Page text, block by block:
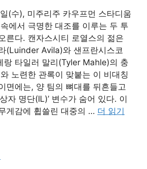
(수), 미주리주 카우프먼 스타디움
에서 극명한 대조를 이루는 두 투
른다. 캔자스시티 로열스의 젊은
(Luinder Avila)와 샌프란시스코
랑 타일러 말리(Tyler Mahle)의 충
노련한 관록이 맞붙는 이 비대칭
면에는, 양 팀의 뼈대를 뒤흔들고
자 명단(IL)’ 변수가 숨어 있다. 이
게감에 휩쓸린 대중의 … 더 읽기